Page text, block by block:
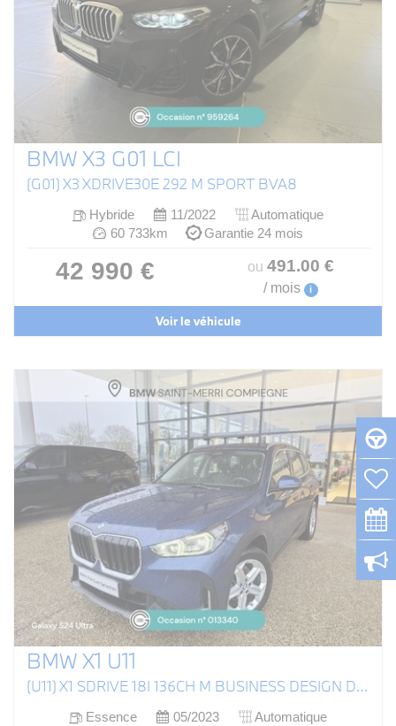
BMW X3 G01 LCI
(G01) X3 XDRIVE30E 292 M SPORT BVA8
Hybride 11/2022
Automatique
60 733km
Garantie 24 mois
42 990 € ou 491.00 €
/ mois i
Voir le véhicule
BMW X1 U11
(U11) X1 SDRIVE 18I 136CH M BUSINESS DESIGN DKG7
Essence 05/2023
Automatique